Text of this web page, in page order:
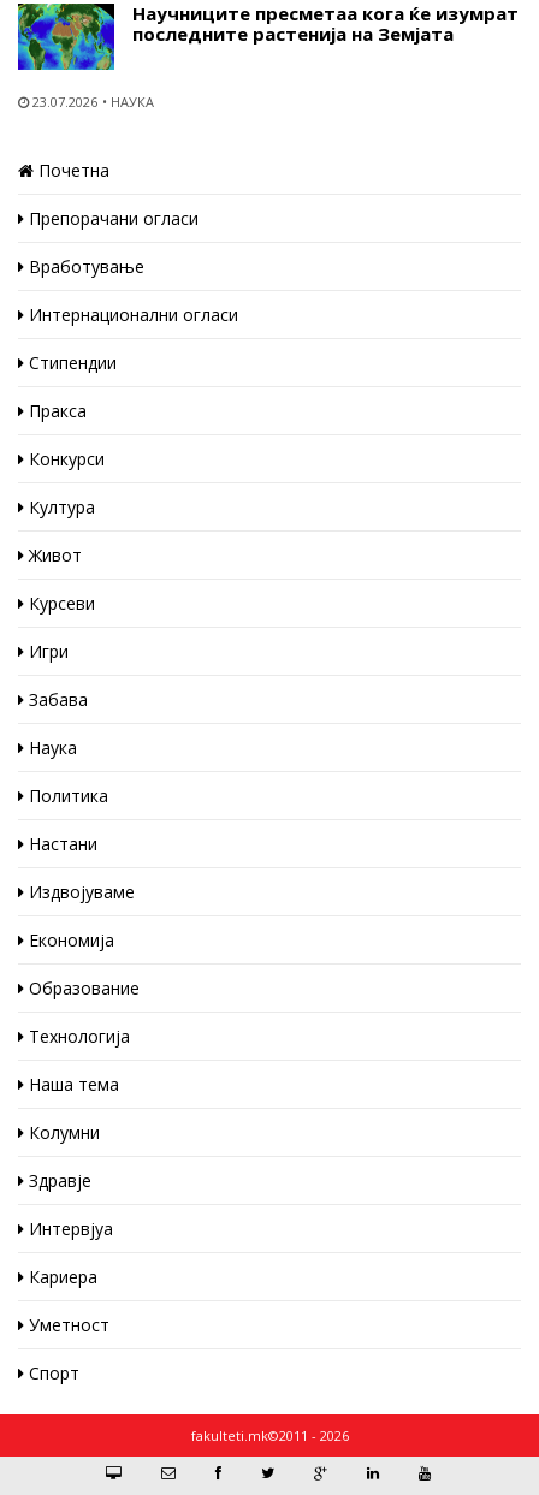
Научниците пресметаа кога ќе изумрат
последните растенија на Земјата
23.07.2026 НАУКА
Почетна
Препорачани огласи
Вработување
Интернационални огласи
Стипендии
Пракса
Конкурси
Култура
Живот
Курсеви
Игри
Забава
Наука
Политика
Настани
Издвојуваме
Економија
Образование
Технологија
Наша тема
Колумни
Здравје
Интервјуа
Кариера
Уметност
Спорт
fakulteti.mk©2011 - 2026